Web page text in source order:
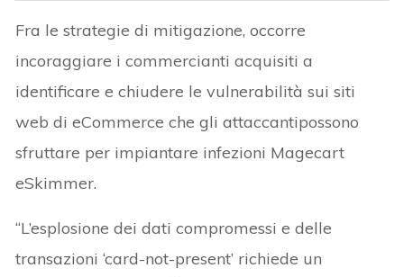
Fra le strategie di mitigazione, occorre
incoraggiare i commercianti acquisiti a
identificare e chiudere le vulnerabilità sui siti
web di eCommerce che gli attaccantipossono
sfruttare per impiantare infezioni Magecart
eSkimmer.
“L’esplosione dei dati compromessi e delle
transazioni ‘card-not-present’ richiede un